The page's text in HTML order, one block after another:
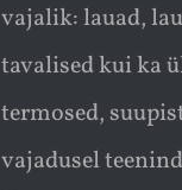
vajalik: lauad,
tavalised kui ka
termosed,
vajadusel